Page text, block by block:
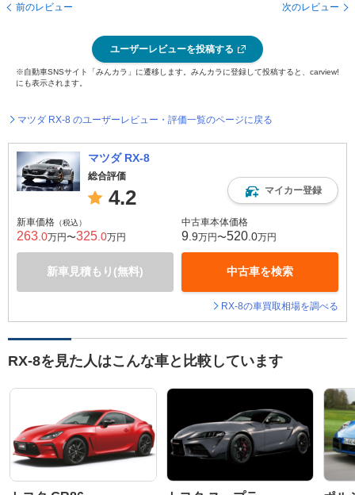
前のレビュー 次のレビュー
ユーザーレビューを投稿する
※自動車SNSサイト「みんカラ」に遷移します。みんカラに登録して投稿すると、carview!
にも表示されます。
マツダ RX-8 のユーザーレビュー・評価一覧のページに戻る
マツダ RX-8
総合評価
4.2 マイカー登録
新車価格 （税込）
263 .0万円〜325 .0万円
新車見積もり(無料)
中古車本体価格
9 .9万円〜520 .0万円
中古車を検索
RX-8の車買取相場を調べる
RX-8を見た人はこんな車と比較しています